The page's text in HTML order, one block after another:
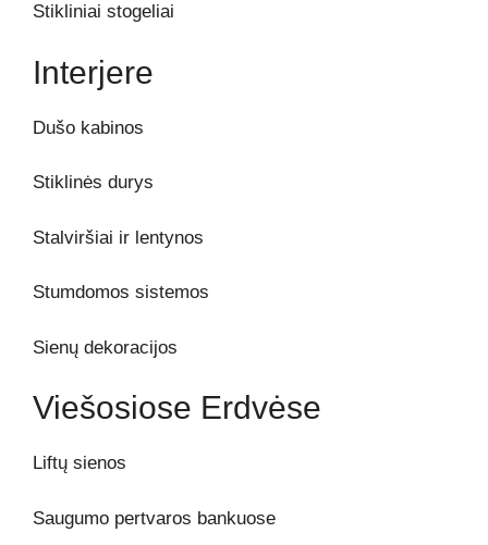
Stikliniai stogeliai
Interjere
Dušo kabinos
Stiklinės durys
Stalviršiai ir lentynos
Stumdomos sistemos
Sienų dekoracijos
Viešosiose Erdvėse
Liftų sienos
Saugumo pertvaros bankuose